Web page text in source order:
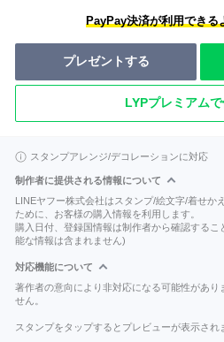
PayPay決済が利用できる
プレゼントする
LYPプレミアム
スタンプアレンジ/デコレーションに対応
制作者に提供される情報について
LINEヤフー株式会社はスタンプ/絵文字/着せか
ために、お客様の購入情報を利用します。
購入日付、登録国情報は制作者から確認する
能な情報は含まれません)
対応機能について
著作者の意向により非対応になる可能性があり
せん。
スタンプをタップするとプレビューが表示され